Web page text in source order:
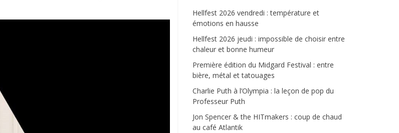
Hellfest 2026 vendredi : température et
émotions en hausse
Hellfest 2026 jeudi : impossible de choisir entre
chaleur et bonne humeur
Première édition du Midgard Festival : entre
bière, métal et tatouages
Charlie Puth à l’Olympia : la leçon de pop du
Professeur Puth
Jon Spencer & the HITmakers : coup de chaud
au café Atlantik